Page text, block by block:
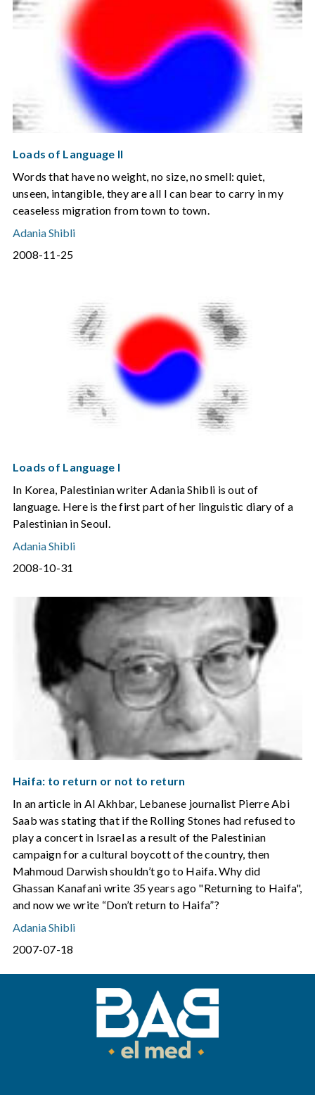
Loads of Language II
Words that have no weight, no size, no smell: quiet,
unseen, intangible, they are all I can bear to carry in my
ceaseless migration from town to town.
Adania Shibli
2008-11-25
Loads of Language I
In Korea, Palestinian writer Adania Shibli is out of
language. Here is the first part of her linguistic diary of a
Palestinian in Seoul.
Adania Shibli
2008-10-31
Haifa: to return or not to return
In an article in Al Akhbar, Lebanese journalist Pierre Abi
Saab was stating that if the Rolling Stones had refused to
play a concert in Israel as a result of the Palestinian
campaign for a cultural boycott of the country, then
Mahmoud Darwish shouldn’t go to Haifa. Why did
Ghassan Kanafani write 35 years ago "Returning to Haifa",
and now we write “Don’t return to Haifa”?
Adania Shibli
2007-07-18